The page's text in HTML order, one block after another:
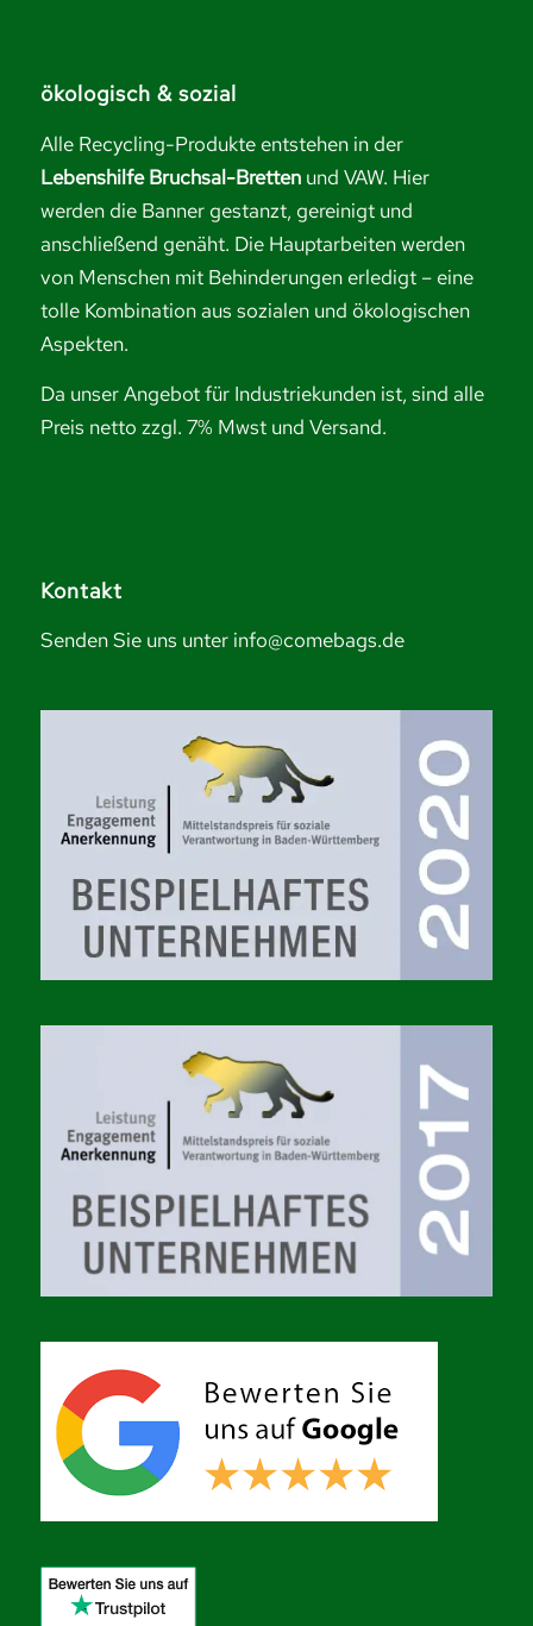
ökologisch & sozial
Alle Recycling-Produkte entstehen in der
Lebenshilfe Bruchsal-Bretten und VAW. Hier
werden die Banner gestanzt, gereinigt und
anschließend genäht. Die Hauptarbeiten werden
von Menschen mit Behinderungen erledigt – eine
tolle Kombination aus sozialen und ökologischen
Aspekten.
Da unser Angebot für Industriekunden ist, sind alle
Preis netto zzgl. 7% Mwst und Versand.
Kontakt
Senden Sie uns unter info@comebags.de